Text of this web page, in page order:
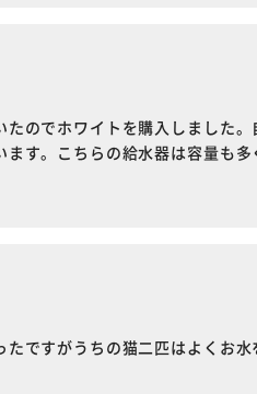
たのでホワイトを購入しました
ます。こちらの給水器は容量も
たですがうちの猫二匹はよくお